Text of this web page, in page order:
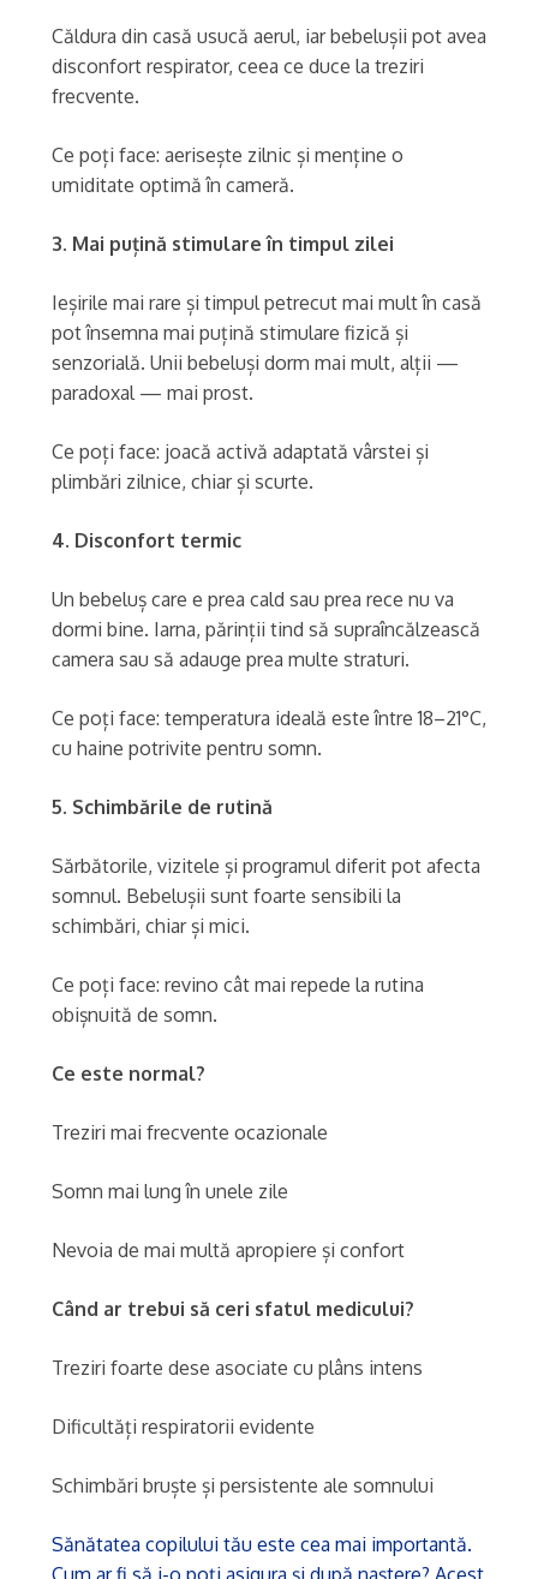
Căldura din casă usucă aerul, iar bebelușii pot avea
disconfort respirator, ceea ce duce la treziri
frecvente.
Ce poți face: aerisește zilnic și menține o
umiditate optimă în cameră.
3. Mai puțină stimulare în timpul zilei
Ieșirile mai rare și timpul petrecut mai mult în casă
pot însemna mai puțină stimulare fizică și
senzorială. Unii bebeluși dorm mai mult, alții —
paradoxal — mai prost.
Ce poți face: joacă activă adaptată vârstei și
plimbări zilnice, chiar și scurte.
4. Disconfort termic
Un bebeluș care e prea cald sau prea rece nu va
dormi bine. Iarna, părinții tind să supraîncălzească
camera sau să adauge prea multe straturi.
Ce poți face: temperatura ideală este între 18–21°C,
cu haine potrivite pentru somn.
5. Schimbările de rutină
Sărbătorile, vizitele și programul diferit pot afecta
somnul. Bebelușii sunt foarte sensibili la
schimbări, chiar și mici.
Ce poți face: revino cât mai repede la rutina
obișnuită de somn.
Ce este normal?
Treziri mai frecvente ocazionale
Somn mai lung în unele zile
Nevoia de mai multă apropiere și confort
Când ar trebui să ceri sfatul medicului?
Treziri foarte dese asociate cu plâns intens
Dificultăți respiratorii evidente
Schimbări bruște și persistente ale somnului
Sănătatea copilului tău este cea mai importantă.
Cum ar fi să i-o poți asigura și după naștere? Acest